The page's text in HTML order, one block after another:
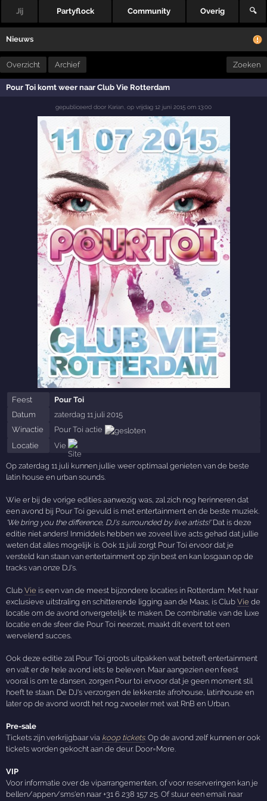
Jij Partyflock Community Overig 🔍
Nieuws
Overzicht Archief Zoeken
Pour Toi komt weer naar Club Vie Rotterdam
gepubliceerd door Karian op vrijdag 12 juni 2015 om 13:00
Feest
Pour Toi
Datum
zaterdag 11 juli 2015
Winactie
Pour Toi actie
Locatie
Vie
Op zaterdag 11 juli kunnen jullie weer optimaal genieten van de beste
latin house en urban sounds.
Wie er bij de vorige edities aanwezig was, zal zich nog herinneren dat
een avond bij Pour Toi gevuld is met entertainment en de beste muziek.
'We bring you the difference, DJ's surrounded by live artists!'Dat is deze
editie niet anders! Inmiddels hebben we zoveel live acts gehad dat jullie
weten dat alles mogelijk is. Ook 11 juli zorgt Pour Toi ervoor dat je
versteld kan staan van entertainment op zijn best en kan losgaan op de
tracks van onze DJ's.
ClubVie is een van de meest bijzondere locaties in Rotterdam. Met haar
exclusieve uitstraling en schitterende ligging aan de Maas, is ClubVie de
locatie om de avond onvergetelijk te maken. De combinatie van de luxe
locatie en de sfeer die Pour Toi neerzet, maakt dit event tot een
wervelend succes.
Ook deze editie zal Pour Toi groots uitpakken wat betreft entertainment
en valt er de hele avond iets te beleven. Maar aangezien een feest
vooral is om te dansen, zorgen Pour toi ervoor dat je geen moment stil
hoeft te staan. De DJ's verzorgen de lekkerste afrohouse, latinhouse en
later op de avond wordt het nog zwoeler met wat RnB en Urban.
Pre-sale
Tickets zijn verkrijgbaar via koop tickets. Op de avond zelf kunnen er ook
tickets worden gekocht aan de deur. Door=More.
VIP
Voor informatie over de viparrangementen, of voor reserveringen kan je
bellen/appen/sms'en naar +31 6 238 157 25. Of stuur een email naar